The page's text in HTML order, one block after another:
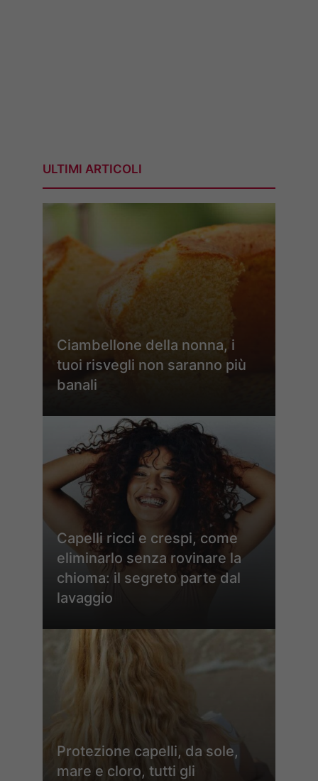
ULTIMI ARTICOLI
Ciambellone della nonna, i
tuoi risvegli non saranno più
banali
Capelli ricci e crespi, come
eliminarlo senza rovinare la
chioma: il segreto parte dal
lavaggio
Protezione capelli, da sole,
mare e cloro, tutti gli